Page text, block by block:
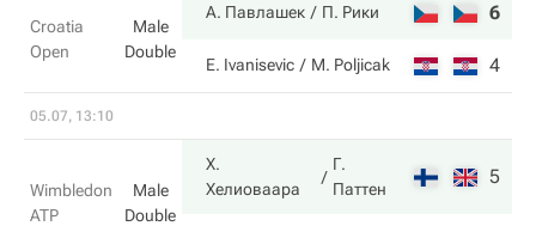
Croatia
Open
Male
Double
А. Павлашек П. Рики 6
E. Ivanisevic M. Poljicak 4
05.07, 13:10
Wimbledon
ATP
Male
Double
Х.
Хелиоваара
Г.
Паттен
5